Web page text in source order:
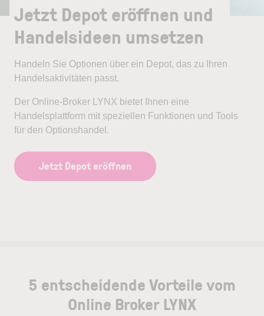
Jetzt Depot eröffnen und
Handelsideen umsetzen
Handeln Sie Optionen über ein Depot, das zu Ihren
Handelsaktivitäten passt.
Der Online-Broker LYNX bietet Ihnen eine
Handelsplattform mit speziellen Funktionen und Tools
für den Optionshandel.
Jetzt Depot eröffnen
5 entscheidende Vorteile vom
Online Broker LYNX